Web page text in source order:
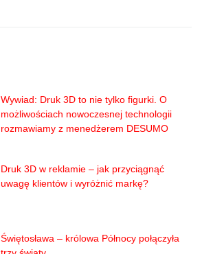
Wywiad: Druk 3D to nie tylko figurki. O
możliwościach nowoczesnej technologii
rozmawiamy z menedżerem DESUMO
Druk 3D w reklamie – jak przyciągnąć
uwagę klientów i wyróżnić markę?
Świętosława – królowa Północy połączyła